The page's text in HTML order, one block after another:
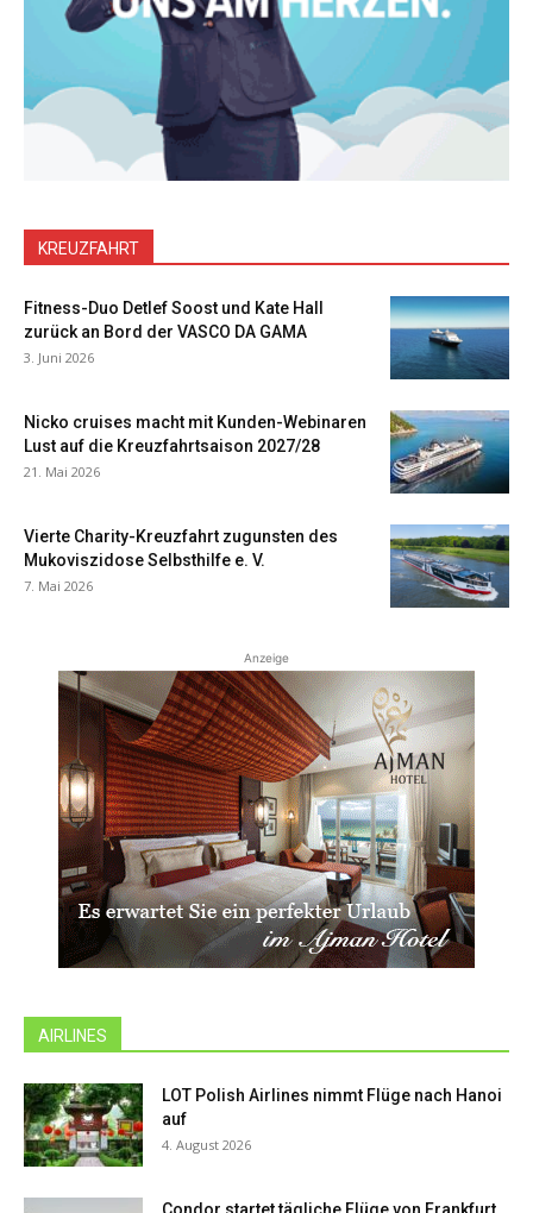
KREUZFAHRT
Fitness-Duo Detlef Soost und Kate Hall
zurück an Bord der VASCO DA GAMA
3. Juni 2026
Nicko cruises macht mit Kunden-Webinaren
Lust auf die Kreuzfahrtsaison 2027/28
21. Mai 2026
Vierte Charity-Kreuzfahrt zugunsten des
Mukoviszidose Selbsthilfe e. V.
7. Mai 2026
Anzeige
AIRLINES
LOT Polish Airlines nimmt Flüge nach Hanoi
auf
4. August 2026